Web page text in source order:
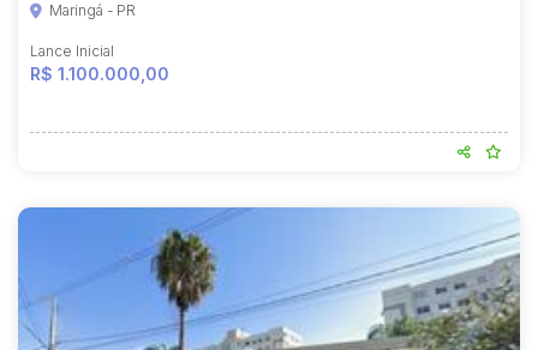
Maringá - PR
Lance Inicial
R$ 1.100.000,00